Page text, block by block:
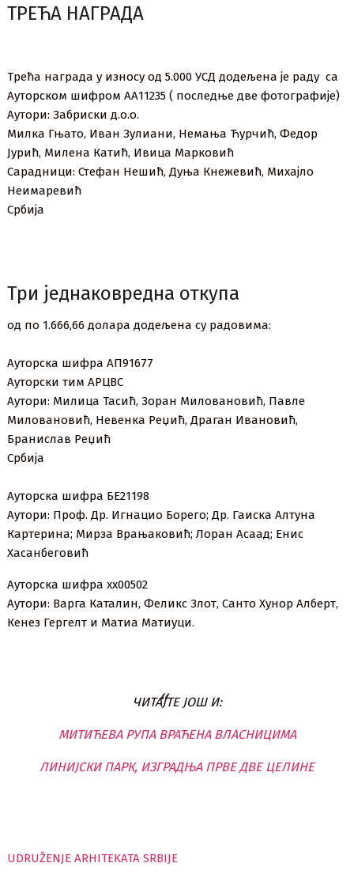
ТРЕЋА НАГРАДА
Трећа награда у износу од 5.000 УСД додељена је раду са
Ауторском шифром АА11235 ( последње две фотографије)
Аутори: Забриски д.о.о.
Милка Гњато, Иван Зулиани, Немања Ћурчић, Федор
Јурић, Милена Катић, Ивица Марковић
Сарадници: Стефан Нешић, Дуња Кнежевић, Михајло
Неимаревић
Србија
Три једнаковредна откупа
од по 1.666,66 долара додељена су радовима:
Ауторска шифра АП91677
Ауторски тим АРЦВС
Аутори: Милица Тасић, Зоран Миловановић, Павле
Миловановић, Невенка Реџић, Драган Ивановић,
Бранислав Реџић
Србија
Ауторска шифра БЕ21198
Аутори: Проф. Др. Игнацио Борего; Др. Гаиска Алтуна
Картерина; Мирза Врањаковић; Лоран Асаад; Енис
Хасанбеговић
Ауторска шифра xx00502
Аутори: Варга Каталин, Феликс Злот, Санто Хунор Алберт,
Кенез Гергелт и Матиа Матиуци.
ЧИТАЈТЕ ЈОШ И:
МИТИЋЕВА РУПА ВРАЋЕНА ВЛАСНИЦИМА
ЛИНИЈСКИ ПАРК, ИЗГРАДЊА ПРВЕ ДВЕ ЦЕЛИНЕ
UDRUŽENJE ARHITEKATA SRBIJE